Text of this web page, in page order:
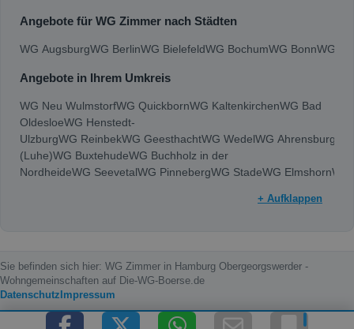
Angebote für WG Zimmer nach Städten
WG AugsburgWG BerlinWG BielefeldWG BochumWG BonnWG
Angebote in Ihrem Umkreis
WG Neu WulmstorfWG QuickbornWG KaltenkirchenWG Bad
OldesloeWG Henstedt-
UlzburgWG ReinbekWG GeesthachtWG WedelWG Ahrensburg
(Luhe)WG BuxtehudeWG Buchholz in der
NordheideWG SeevetalWG PinnebergWG StadeWG ElmshornWG
+ Aufklappen
Sie befinden sich hier: WG Zimmer in Hamburg Obergeorgswerder -
Wohngemeinschaften auf Die-WG-Boerse.de
Datenschutz Impressum
Copyright © 2000 - 2026 die-wg-boerse.de | Content by: die-wg-boerse.de